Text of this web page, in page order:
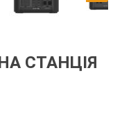
СТАНЦІЯ